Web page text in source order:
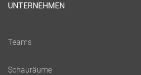
UNTERNEHMEN